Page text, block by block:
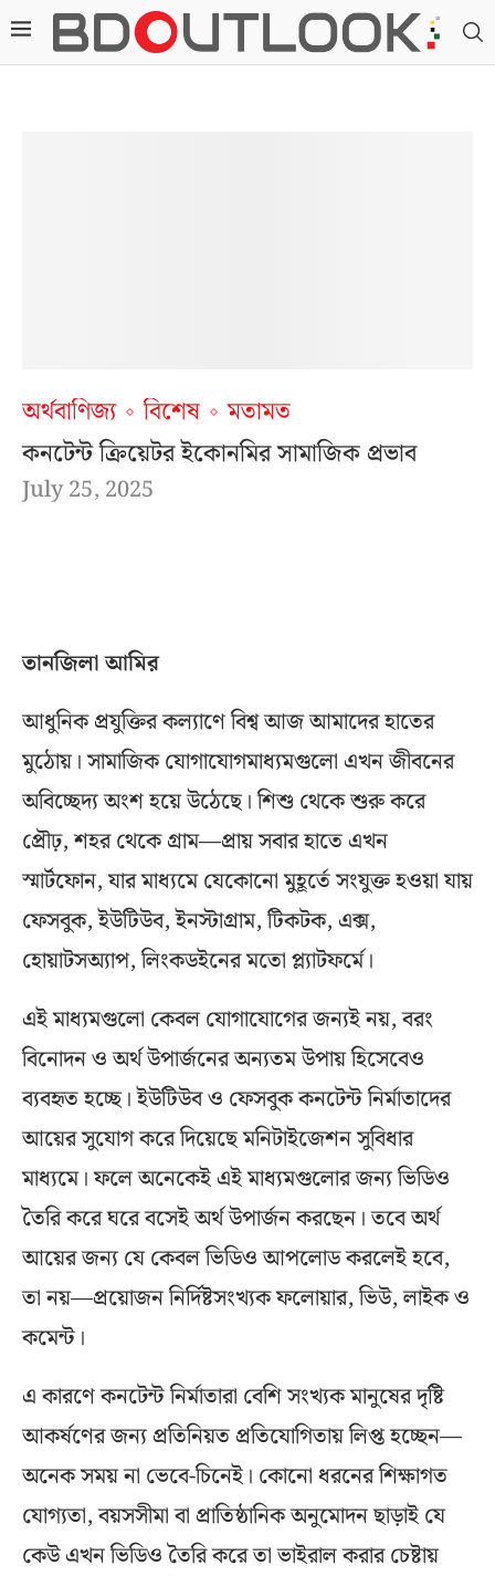
অর্থবাণিজ্য বিশেষ
মতামত
কনটেন্ট ক্রিয়েটর ইকোনমির সামাজিক প্রভাব
July 25, 2025
তানজিলা আমির
আধুনিক প্রযুক্তির কল্যাণে বিশ্ব আজ আমাদের হাতের
মুঠোয়। সামাজিক যোগাযোগমাধ্যমগুলো এখন জীবনের
অবিচ্ছেদ্য অংশ হয়ে উঠেছে। শিশু থেকে শুরু করে
প্রৌঢ়, শহর থেকে গ্রাম—প্রায় সবার হাতে এখন
স্মার্টফোন, যার মাধ্যমে যেকোনো মুহূর্তে সংযুক্ত হওয়া যায়
ফেসবুক, ইউটিউব, ইনস্টাগ্রাম, টিকটক, এক্স,
হোয়াটসঅ্যাপ, লিংকডইনের মতো প্ল্যাটফর্মে।
এই মাধ্যমগুলো কেবল যোগাযোগের জন্যই নয়, বরং
বিনোদন ও অর্থ উপার্জনের অন্যতম উপায় হিসেবেও
ব্যবহৃত হচ্ছে। ইউটিউব ও ফেসবুক কনটেন্ট নির্মাতাদের
আয়ের সুযোগ করে দিয়েছে মনিটাইজেশন সুবিধার
মাধ্যমে। ফলে অনেকেই এই মাধ্যমগুলোর জন্য ভিডিও
তৈরি করে ঘরে বসেই অর্থ উপার্জন করছেন। তবে অর্থ
আয়ের জন্য যে কেবল ভিডিও আপলোড করলেই হবে,
তা নয়—প্রয়োজন নির্দিষ্টসংখ্যক ফলোয়ার, ভিউ, লাইক ও
কমেন্ট।
এ কারণে কনটেন্ট নির্মাতারা বেশি সংখ্যক মানুষের দৃষ্টি
আকর্ষণের জন্য প্রতিনিয়ত প্রতিযোগিতায় লিপ্ত হচ্ছেন—
অনেক সময় না ভেবে-চিনেই। কোনো ধরনের শিক্ষাগত
যোগ্যতা, বয়সসীমা বা প্রাতিষ্ঠানিক অনুমোদন ছাড়াই যে
কেউ এখন ভিডিও তৈরি করে তা ভাইরাল করার চেষ্টায়